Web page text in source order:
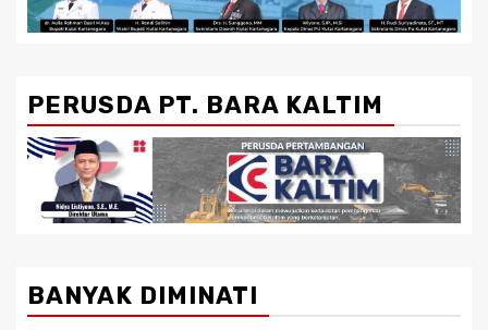
PERUSDA PT. BARA KALTIM
BANYAK DIMINATI